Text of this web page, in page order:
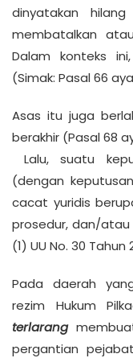
dinyatakan
membatalkan
Dalam konteks
(Simak: Pasal 66
Asas itu juga
berakhir (Pasal 68
Lalu, suatu
(dengan
cacat yuridis
prosedur, dan/
(1) UU No. 30 Tahun
Pada daerah
rezim Hukum
terlarang
pergantian